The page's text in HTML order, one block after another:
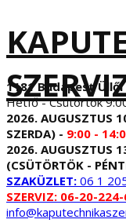
1181 Budapest
Hétfő - Csütörtök
2026. AUGUSZTUS
SZERDA) - 9:00 -
2026. AUGUSZTUS
(CSÜTÖRTÖK -
SZAKÜZLET: 06 1
SZERVIZ: 06-20-